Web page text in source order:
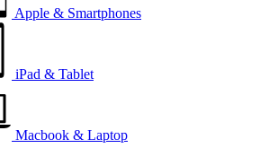
Apple & Smartphones
iPad & Tablet
Macbook & Laptop